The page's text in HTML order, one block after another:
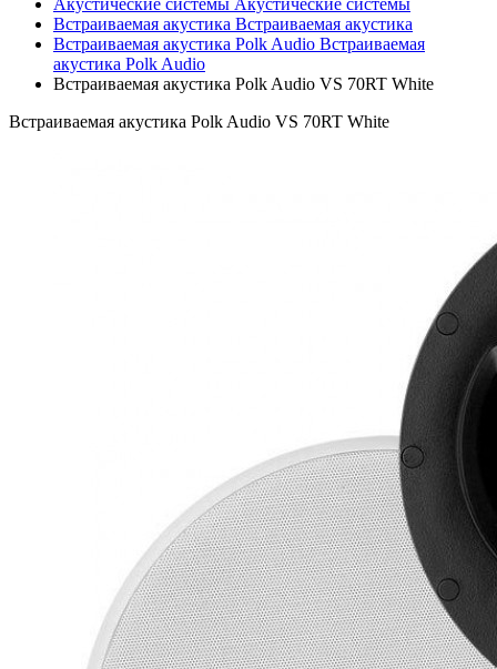
Акустические системы Акустические системы
Встраиваемая акустика Встраиваемая акустика
Встраиваемая акустика Polk Audio Встраиваемая
акустика Polk Audio
Встраиваемая акустика Polk Audio VS 70RT White
Встраиваемая акустика Polk Audio VS 70RT White